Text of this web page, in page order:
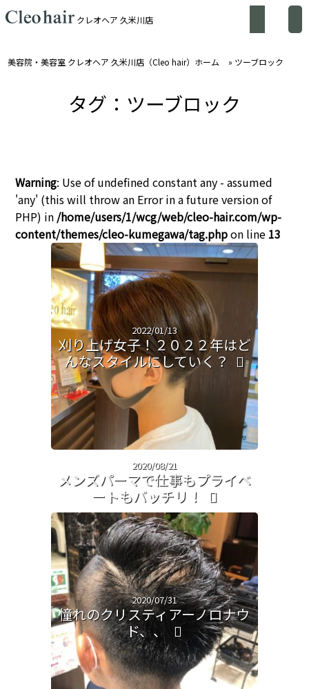
クレオヘア 久米川店
美容院・美容室 クレオヘア 久米川店（Cleo hair）ホーム » ツーブロック
タグ：ツーブロック
Warning: Use of undefined constant any - assumed
'any' (this will throw an Error in a future version of
PHP) in /home/users/1/wcg/web/cleo-hair.com/wp-
content/themes/cleo-kumegawa/tag.phpon line 13
2022/01/13
刈り上げ女子！２０２２年はど
んなスタイルにしていく？
2020/08/21
メンズパーマで仕事もプライベ
ートもバッチリ！
2020/07/31
憧れのクリスティアーノロナウ
ド、、